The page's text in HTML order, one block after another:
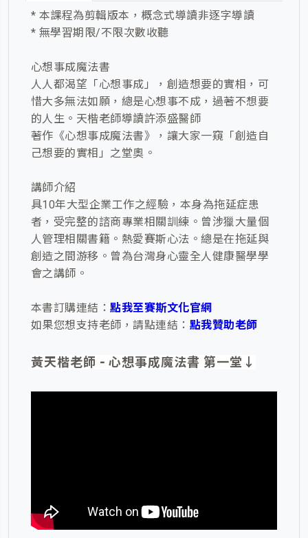
* 本課程為剪輯版本，概念式導讀非逐字導讀
* 無學習期限/不限次數收聽
心想事成魔法書
人人都渴望「心想事成」，創造想要的實相，可
惜大多無法如願，總是心想事不成，過著不想要
的人生。天楷老師導讀許添盛醫師
著作《心想事成魔法書》，讓大家一窺「創造自
己想要的實相」之堂奧。
講師介紹
具10年大型企業工作之經驗，本身為拖延症患
者，受完整的諮商專業相關訓練。曾涉獵大量個
人管理相關書籍。熱愛賽斯心法。總是在拖延與
創造之間游移。曾為台灣身心靈全人健康醫學學
會之講師。
本書訂購連結：點我至賽斯文化官網
如果您想支持老師，請點連結： 點我贊助老師
黃天楷老師 - 心想事成魔法書 第一堂↓